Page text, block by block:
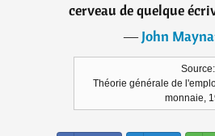
cerveau de quelque
―John
Source:
Théorie générale de
monnaie,